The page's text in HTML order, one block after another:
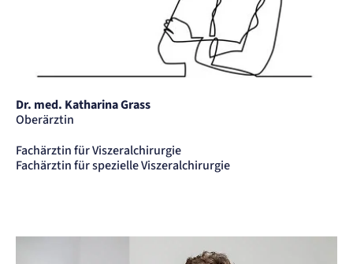
Dr. med. Katharina Grass
Oberärztin
Fachärztin für Viszeralchirurgie
Fachärztin für spezielle Viszeralchirurgie